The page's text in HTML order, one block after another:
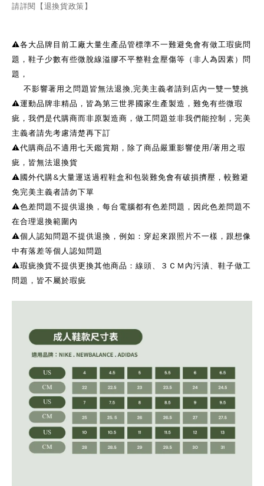
請詳閱【退換貨政策】
⚠️各大品牌目前工廠大量生產品管標準不一難避免會有做工瑕疵問
題，鞋子少數有些微脫線溢膠不平整鞋盒壓傷等（非人為因素）問
題，
不影響著用之問題皆無法退換,完美主義者請到店內一雙一雙挑
⚠️運動品牌非精品，皆為第三世界國家生產製造，難免有些微瑕
疵，我們是代購商而非原製造商，做工問題並非我們能控制，完美
主義者請先考慮清楚再下訂
⚠️代購商品不適用七天鑑賞期，除了商品嚴重影響使用/著用之瑕
疵，皆無法退換貨
⚠️國外代購&大量運送過程鞋盒和包裝難免會有破損擠壓，較難避
免完美主義者請勿下單
⚠️色差問題不提供退換，每台電腦都有色差問題，因此色差問題不
在合理退換範圍內
⚠️個人認知問題不提供退換，例如：穿起來跟照片不一樣，跟想像
中有落差等個人認知問題
⚠️瑕疵換貨不提供更換其他商品：線頭、３ＣＭ內污漬、鞋子做工
問題，皆不屬於瑕疵